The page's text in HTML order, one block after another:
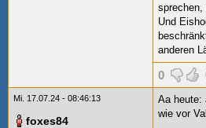
sprechen,
Und
anderen
0
Mi. 17.07.24 - 08:46:13
foxes84
Aa heute:
wie vor